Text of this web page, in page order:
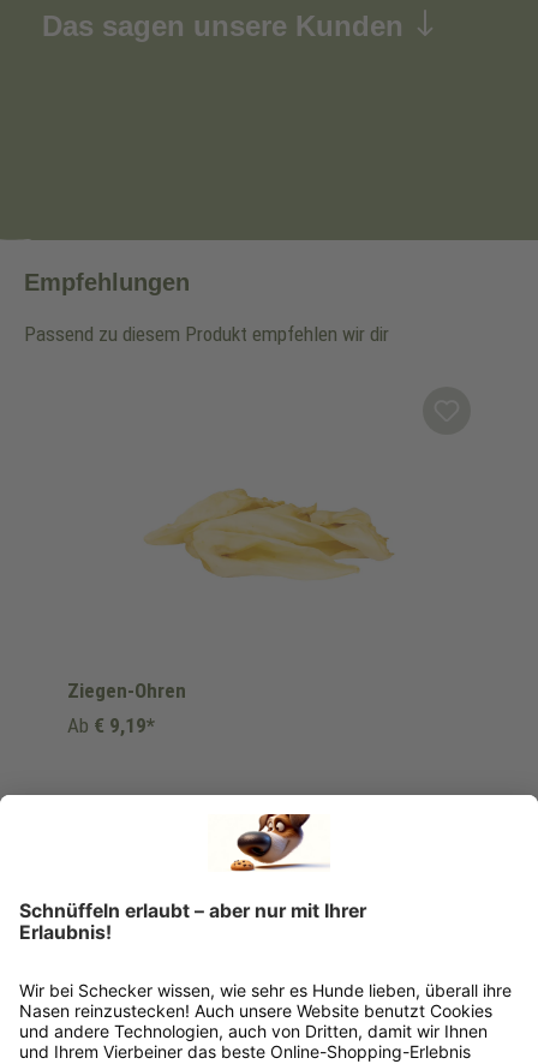
Das sagen unsere Kunden
Empfehlungen
Passend zu diesem Produkt empfehlen wir dir
Ziegen-Ohren
Ab € 9,19*